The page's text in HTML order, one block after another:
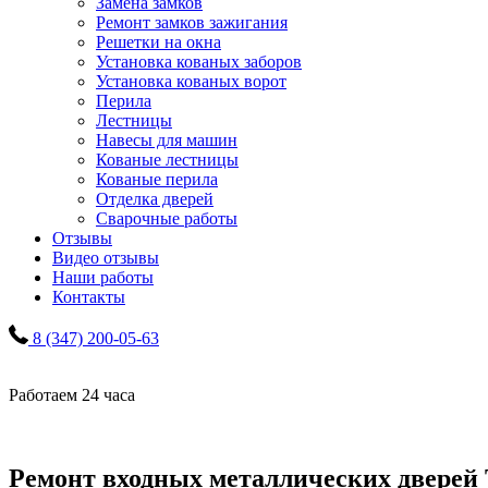
Ремонт замков зажигания
Решетки на окна
Установка кованых заборов
Установка кованых ворот
Перила
Лестницы
Навесы для машин
Кованые лестницы
Кованые перила
Отделка дверей
Сварочные работы
Отзывы
Видео отзывы
Наши работы
Контакты
8 (347) 200-05-63
Работаем 24 часа
Ремонт входных металлических дверей